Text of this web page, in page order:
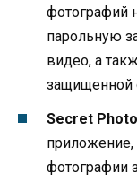
фотографий
парольную
видео, а
защищенной
Secret
приложение,
фотографии